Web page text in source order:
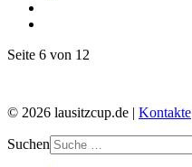
Seite 6 von 12
© 2026 lausitzcup.de | Kontakte
Suchen